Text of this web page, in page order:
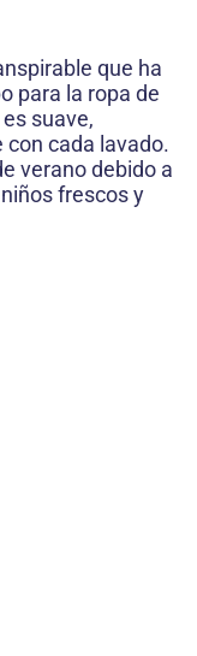
que ha
para la ropa de
suave,
con cada lavado.
verano debido a
frescos y